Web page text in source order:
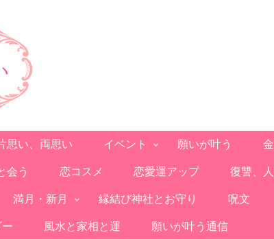
思い、両思い イベント 願いが叶う
会う 恋コスメ 恋愛運アップ 復讐、
満月・新月 縁結び神社とお守り 呪文
風水と家相と運 願いが叶う通信